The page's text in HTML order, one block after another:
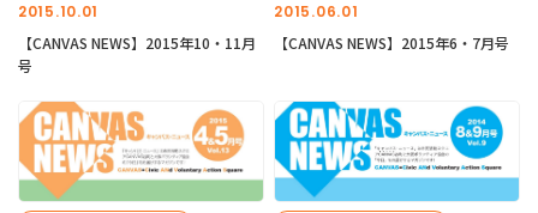
2015.10.01
【CANVAS NEWS】2015年10・11月
号
2015.06.01
【CANVAS NEWS】2015年6・7月号